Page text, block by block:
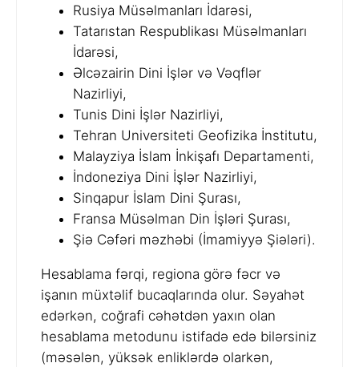
Rusiya Müsəlmanları İdarəsi,
Tatarıstan Respublikası Müsəlmanları
İdarəsi,
Əlcəzairin Dini İşlər və Vəqflər
Nazirliyi,
Tunis Dini İşlər Nazirliyi,
Tehran Universiteti Geofizika İnstitutu,
Malayziya İslam İnkişafı Departamenti,
İndoneziya Dini İşlər Nazirliyi,
Sinqapur İslam Dini Şurası,
Fransa Müsəlman Din İşləri Şurası,
Şiə Cəfəri məzhəbi (İmamiyyə Şiələri).
Hesablama fərqi, regiona görə fəcr və
işanın müxtəlif bucaqlarında olur. Səyahət
edərkən, coğrafi cəhətdən yaxın olan
hesablama metodunu istifadə edə bilərsiniz
(məsələn, yüksək enliklərdə olarkən,